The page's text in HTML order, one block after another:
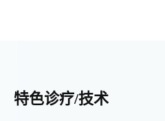
特色诊疗/技术